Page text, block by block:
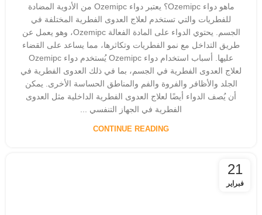
ماهو دواء Ozemipc؟ يعتبر دواء Ozemipc من الأدوية المضادة
للفطريات والتي تستخدم لعلاج العدوى الفطرية المختلفة في
الجسم. يحتوي الدواء على المادة الفعالة Ozemipc، وهو يعمل عن
طريق التداخل مع نمو الفطريات وتكاثرها، مما يساعد على القضاء
عليها. أسباب استخدام دواء Ozemipc يُستخدم دواء Ozemipc
لعلاج العدوى الفطرية في الجسم، بما في ذلك العدوى الفطرية في
الجلد والأظافر والفروة والفم والمناطق الحساسة الأخرى. يمكن
أن يُصف الدواء أيضًا لعلاج العدوى الفطرية الداخلية مثل العدوى
الفطرية في الجهاز التنفسي ...
CONTINUE READING
21
فبراير